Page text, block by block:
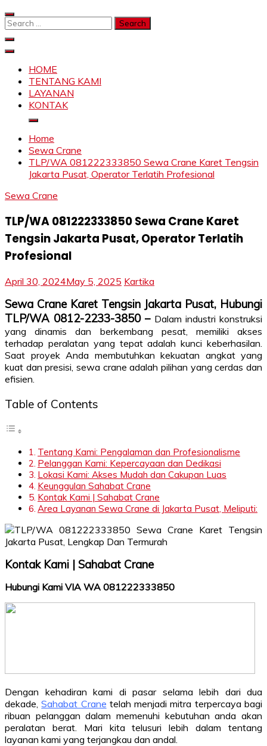
Skip
to
Search
SKYLIFTHOME
TENTANG KAMI
LAYANAN
KONTAK
Home
Sewa Crane
TLP/WA 081222333850 Sewa Crane Karet Tengsin
Jakarta Pusat, Operator Terlatih Profesional
Sewa Crane
TLP/WA 081222333850 Sewa Crane Karet
Tengsin Jakarta Pusat, Operator Terlatih
Profesional
April 30, 2024May 5, 2025 Kartika
Sewa Crane Karet Tengsin Jakarta Pusat, Hubungi
TLP/WA 0812-2233-3850 – Dalam industri konstruksi
yang dinamis dan berkembang pesat, memiliki akses
terhadap peralatan yang tepat adalah kunci keberhasilan.
Saat proyek Anda membutuhkan kekuatan angkat yang
kuat dan presisi, sewa crane adalah pilihan yang cerdas dan
efisien.
Table of Contents
Tentang Kami: Pengalaman dan Profesionalisme
Pelanggan Kami: Kepercayaan dan Dedikasi
Lokasi Kami: Akses Mudah dan Cakupan Luas
Keunggulan Sahabat Crane
Kontak Kami | Sahabat Crane
Area Layanan Sewa Crane di Jakarta Pusat, Meliputi:
Kontak Kami | Sahabat Crane
Hubungi Kami VIA WA 081222333850
Dengan kehadiran kami di pasar selama lebih dari dua
dekade,Sahabat Crane telah menjadi mitra terpercaya bagi
ribuan pelanggan dalam memenuhi kebutuhan anda akan
peralatan berat. Mari kita telusuri lebih dalam tentang
layanan kami yang terjangkau dan andal.